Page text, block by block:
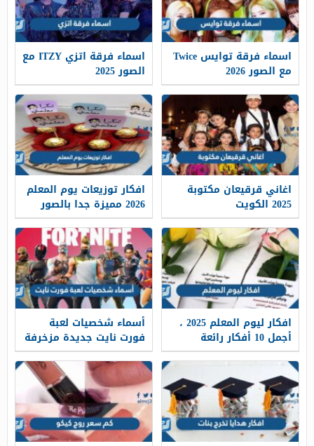
اسماء فرقة توايس Twice
مع الصور 2026
اسماء فرقة اتزي ITZY مع
الصور 2025
اغاني قرقيعان مكتوبة
2025 الكويت
افكار توزيعات يوم المعلم
2026 مميزة جدا بالصور
افكار ليوم المعلم 2025 ،
أجمل 10 أفكار رائعة
للإحتفال بيوم المعلم
العالمي
أسماء شخصيات لعبة
فورت نايت جديدة مزخرفة
2025